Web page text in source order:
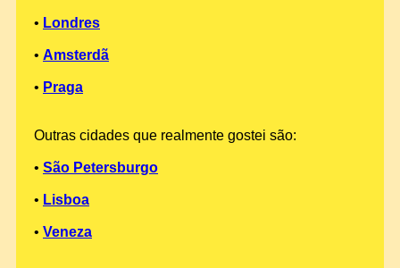
• Londres
• Amsterdã
• Praga
Outras cidades que realmente gostei são:
• São Petersburgo
• Lisboa
• Veneza